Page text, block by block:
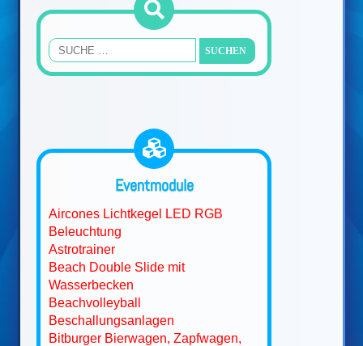
Eventmodule
Aircones Lichtkegel LED RGB
Beleuchtung
Astrotrainer
Beach Double Slide mit
Wasserbecken
Beachvolleyball
Beschallungsanlagen
Bitburger Bierwagen, Zapfwagen,